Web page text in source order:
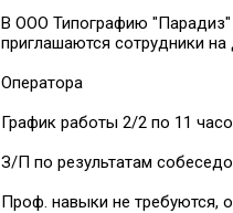
В ООО Типографию "Парадиз"
приглашаются сотрудники
Оператора
График работы 2/2 по 11
З/П по результатам
Проф. навыки не требуются,